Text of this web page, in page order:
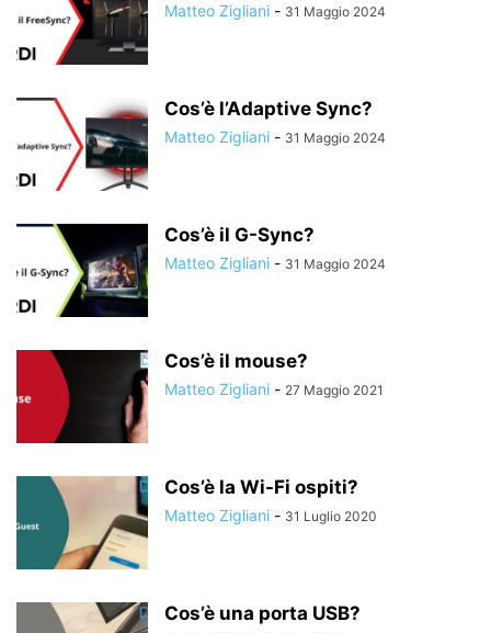
Matteo Zigliani - 31 Maggio 2024
Cos’è l’Adaptive Sync?
Matteo Zigliani - 31 Maggio 2024
Cos’è il G-Sync?
Matteo Zigliani - 31 Maggio 2024
Cos’è il mouse?
Matteo Zigliani - 27 Maggio 2021
Cos’è la Wi-Fi ospiti?
Matteo Zigliani - 31 Luglio 2020
Cos’è una porta USB?